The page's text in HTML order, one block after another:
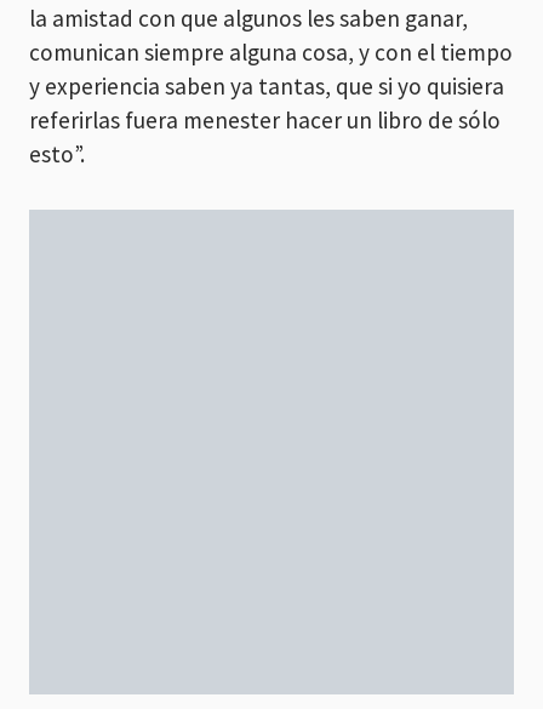
la amistad con que algunos les saben ganar,
comunican siempre alguna cosa, y con el tiempo
y experiencia saben ya tantas, que si yo quisiera
referirlas fuera menester hacer un libro de sólo
esto”.